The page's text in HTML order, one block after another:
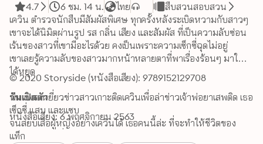
4.7 6 ชม. 14 น. ไทย
สืบสวนสอบสวน
เควิน ตำรวจนักสืบมีสัมผัสพิเศษ ทุกครั้งหลังระเบิดหวามกับสาวๆ
เขาจะได้นิมิตผ่านรูป รส กลิ่น เสียง และสัมผัส ที่เป็นความลับซ่อน
เร้นของสาวที่เขามีอะไรด้วย คงเป็นเพราะความเซ็กซี่ฉุดไม่อยู่
เขาเลยรู้ความลับของสาวมากหน้าหลายตาที่พาเรื่องร้อนๆ มาให้ไม่
ได้หยุด
พิมแพร เหยี่ยวข่าวสาวเกาะติดเควินเพื่อล่าข่าวเจ้าพ่อยาเสพติด เธอ
เซ็กซี่ แสบ และแซบ
จนสยบเสือผู้หญิงอย่างเควินได้ เธอคนนี้ล่ะ ที่จะทำให้ชีวิตของ
นักสืบหนุ่มเปลี่ยนไป
© 2020 Storyside (หนังสือเสียง): 9789152129708
วันเปิดตัว
หนังสือเสียง: 6 พฤศจิกายน 2563
แท็ก